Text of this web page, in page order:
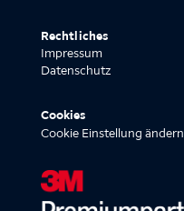
Rechtliches
Impressum
Datenschutz
Cookies
Cookie Einstellung ändern